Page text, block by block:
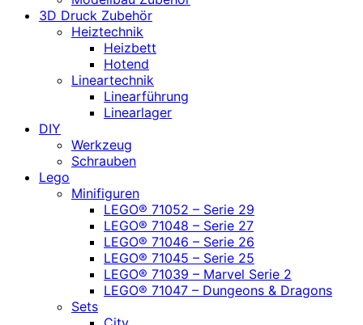
3D Druck Zubehör
Heiztechnik
Heizbett
Hotend
Lineartechnik
Linearführung
Linearlager
DIY
Werkzeug
Schrauben
Lego
Minifiguren
LEGO® 71052 – Serie 29
LEGO® 71048 – Serie 27
LEGO® 71046 – Serie 26
LEGO® 71045 – Serie 25
LEGO® 71039 – Marvel Serie 2
LEGO® 71047 – Dungeons & Dragons
Sets